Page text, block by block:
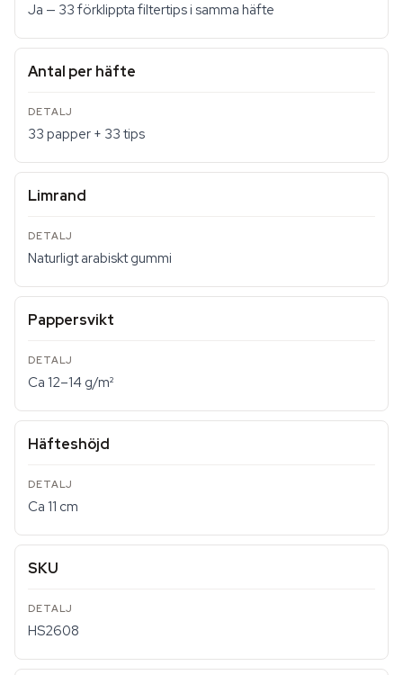
Ja — 33 förklippta filtertips i samma häfte
Antal per häfte
33 papper + 33 tips
Limrand
Naturligt arabiskt gummi
Pappersvikt
Ca 12–14 g/m²
Häfteshöjd
Ca 11 cm
SKU
HS2608